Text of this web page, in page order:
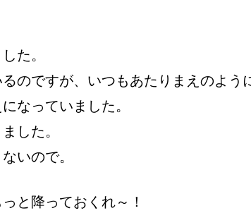
た。
のですが、いつもあたりまえのよう
なっていました。
した。
いので。
と降っておくれ～！